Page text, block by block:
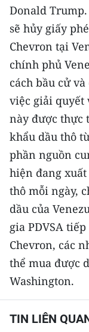
ENGLISH
中文
FRANÇAIS
РУССКИЙ
한국어
Donald
sẽ hủy giấy
Chevron tại
chính phủ
cách bầu cử
việc giải quyết
này được thực
khẩu dầu thô
phần nguồn
hiện đang
thô mỗi ngày,
dầu của
gia PDVSA
Chevron, các
thể mua được
Washington.
TIN LIÊN